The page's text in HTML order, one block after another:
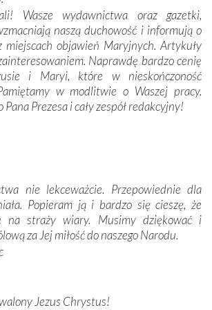
fatimskich wizjonerów – Łucji
Hiacynty i Franciszka Marto.
ich grobach. Odprawiliśmy Drogę
stronach, odwiedziliśmy
Matki Bożej zapaliliśmy świece
wyprawy na każdym kroku
się z serdeczną otwartością
Podziwialiśmy ich ludową sztukę i
że nasze kraje są od siebie bardzo
sposób nie czuliśmy się obco.
sama Matka Boża, ale też
biorąca swój początek w naszej
Wasze wydawnictwa oraz gazetki,
naszą duchowość i informują o
objawień Maryjnych. Artykuły
Naprawdę bardzo cenię
i Maryi, które w nieskończoność
w modlitwie o Waszej pracy.
Prezesa i cały zespół redakcyjny!
nie lekceważcie. Przepowiednie dla
Popieram ją i bardzo się cieszę, że
na straży wiary. Musimy dziękować i
za Jej miłość do naszego Narodu.
Jezus Chrystus!